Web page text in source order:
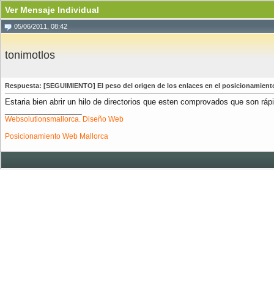
Ver Mensaje Individual
05/06/2011, 08:42
tonimotlos
Respuesta: [SEGUIMIENTO] El peso del origen de los enlaces en el
Estaria bien abrir un hilo de directorios que esten comprovados que son
Websolutionsmallorca. Diseño Web
Posicionamiento Web Mallorca